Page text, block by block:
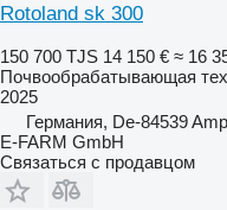
Rotoland sk 300
150 700 TJS 14 150 € ≈ 16
Почвообрабатывающая
2025
Германия, De-84539
E-FARM GmbH
Связаться с продавцом